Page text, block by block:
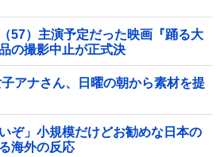
57）主演予定だった映画『踊る大
の撮影中止が正式決
子アナさん、日曜の朝から素材を提
ぞ」小規模だけどお勧めな日本の
海外の反応